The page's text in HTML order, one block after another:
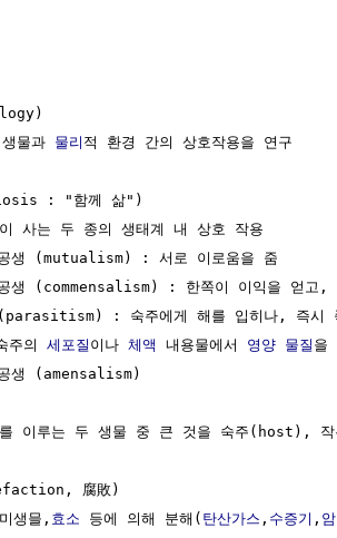
물과
물리 적 환경 간의 상호작용을 연구
: "함께 삶")
사는 두 종의 생태계 내 상호 작용
생 (mutualism) : 서로 이로움을 줌
(commensalism) : 한쪽이 이익을 얻고,
: 숙주에게 해를 입히나, 즉시
주의
세포질 이나 체액 내용물에서 영양 물질 을
생 (amensalism)
이루는 두 생물 중 큰 것을 숙주(host),
腐敗)
생믈, 효소 등에 의해 분해( 탄산가스 , 수증기 ,